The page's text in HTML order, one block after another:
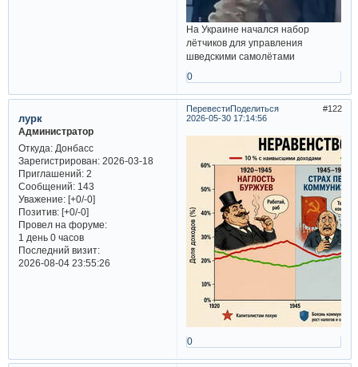
На Украине начался набор
лётчиков для управления
шведскими самолётами
0
ПеревестиПоделиться
122
2026-05-30 17:14:56
лурк
Администратор
Откуда:Донбасс
Зарегистрирован: 2026-03-18
Приглашений:2
Сообщений:143
Уважение: [+0/-0]
Позитив: [+0/-0]
Провел на форуме:
1 день 0 часов
Последний визит:
2026-08-04 23:55:26
0